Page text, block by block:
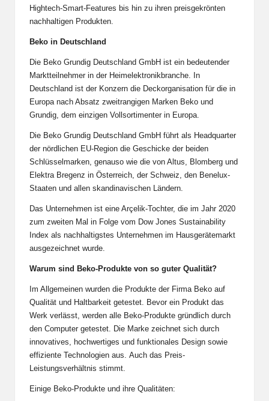
Hightech-Smart-Features bis hin zu ihren preisgekrönten
nachhaltigen Produkten.
Beko in Deutschland
Die Beko Grundig Deutschland GmbH ist ein bedeutender
Marktteilnehmer in der Heimelektronikbranche. In
Deutschland ist der Konzern die Deckorganisation für die in
Europa nach Absatz zweitrangigen Marken Beko und
Grundig, dem einzigen Vollsortimenter in Europa.
Die Beko Grundig Deutschland GmbH führt als Headquarter
der nördlichen EU-Region die Geschicke der beiden
Schlüsselmarken, genauso wie die von Altus, Blomberg und
Elektra Bregenz in Österreich, der Schweiz, den Benelux-
Staaten und allen skandinavischen Ländern.
Das Unternehmen ist eine Arçelik-Tochter, die im Jahr 2020
zum zweiten Mal in Folge vom Dow Jones Sustainability
Index als nachhaltigstes Unternehmen im Hausgerätemarkt
ausgezeichnet wurde.
Warum sind Beko-Produkte von so guter Qualität?
Im Allgemeinen wurden die Produkte der Firma Beko auf
Qualität und Haltbarkeit getestet. Bevor ein Produkt das
Werk verlässt, werden alle Beko-Produkte gründlich durch
den Computer getestet. Die Marke zeichnet sich durch
innovatives, hochwertiges und funktionales Design sowie
effiziente Technologien aus. Auch das Preis-
Leistungsverhältnis stimmt.
Einige Beko-Produkte und ihre Qualitäten: